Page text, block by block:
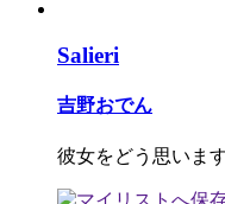
Salieri
吉野おでん
彼女をどう思います